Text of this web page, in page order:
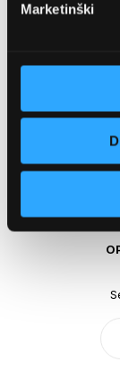
Marketinški